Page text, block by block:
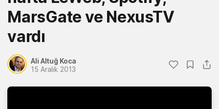
MarsGate ve NexusTV
vardı
Ali Altuğ Koca
15 Aralık 2013